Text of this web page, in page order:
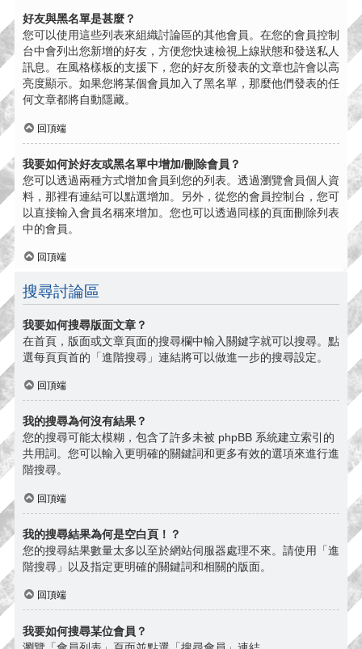
好友與黑名單是甚麼？
您可以使用這些列表來組織討論區的其他會員。在您的會員控制
台中會列出您新增的好友，方便您快速檢視上線狀態和發送私人
訊息。在風格樣板的支援下，您的好友所發表的文章也許會以高
亮度顯示。如果您將某個會員加入了黑名單，那麼他們發表的任
何文章都將自動隱藏。
回頂端
我要如何於好友或黑名單中增加/刪除會員？
您可以透過兩種方式增加會員到您的列表。透過瀏覽會員個人資
料，那裡有連結可以點選增加。另外，從您的會員控制台，您可
以直接輸入會員名稱來增加。您也可以透過同樣的頁面刪除列表
中的會員。
回頂端
搜尋討論區
我要如何搜尋版面文章？
在首頁，版面或文章頁面的搜尋欄中輸入關鍵字就可以搜尋。點
選每頁頁首的「進階搜尋」連結將可以做進一步的搜尋設定。
回頂端
我的搜尋為何沒有結果？
您的搜尋可能太模糊，包含了許多未被 phpBB 系統建立索引的
共用詞。您可以輸入更明確的關鍵詞和更多有效的選項來進行進
階搜尋。
回頂端
我的搜尋結果為何是空白頁！？
您的搜尋結果數量太多以至於網站伺服器處理不來。請使用「進
階搜尋」以及指定更明確的關鍵詞和相關的版面。
回頂端
我要如何搜尋某位會員？